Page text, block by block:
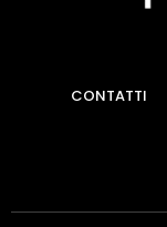
CONTATTI